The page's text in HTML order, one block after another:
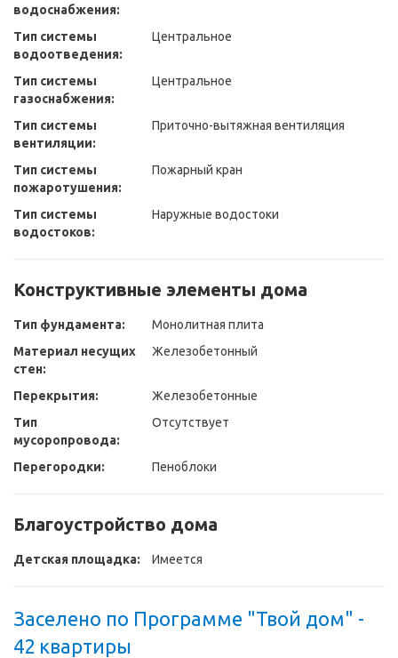
водоснабжения:
Тип системы
водоотведения:
Центральное
Тип системы
газоснабжения:
Центральное
Тип системы
вентиляции:
Приточно-вытяжная вентиляция
Тип системы
пожаротушения:
Пожарный кран
Тип системы
водостоков:
Наружные водостоки
Конструктивные элементы дома
Тип фундамента:
Монолитная плита
Материал несущих
стен:
Железобетонный
Перекрытия:
Железобетонные
Тип
мусоропровода:
Отсутствует
Перегородки: Пеноблоки
Благоустройство дома
Детская площадка: Имеется
Заселено по Программе "Твой дом" -
42 квартиры